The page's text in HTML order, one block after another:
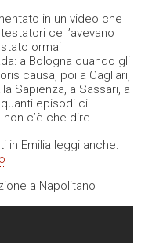
in un video che
ce l’avevano
ormai
a Bologna quando gli
causa, poi a Cagliari,
Sapienza, a Sassari, a
quanti episodi ci
c’è che dire.
in Emilia leggi anche:
a Napolitano